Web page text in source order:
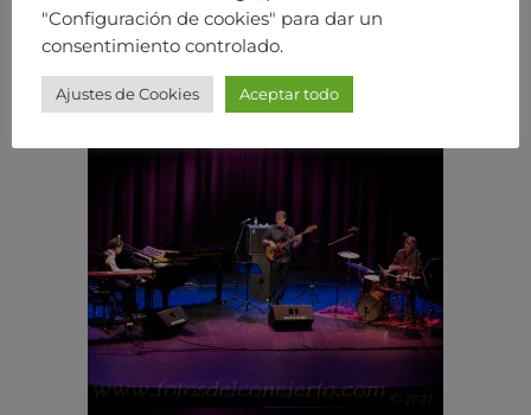
"Configuración de cookies" para dar un
consentimiento controlado.
Ajustes de Cookies Aceptar todo